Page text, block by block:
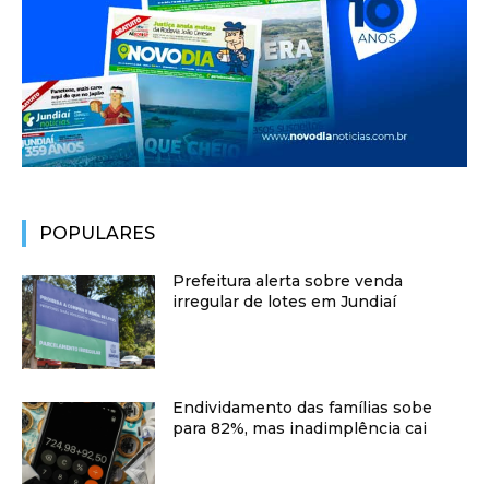
POPULARES
Prefeitura alerta sobre venda
irregular de lotes em Jundiaí
Endividamento das famílias sobe
para 82%, mas inadimplência cai